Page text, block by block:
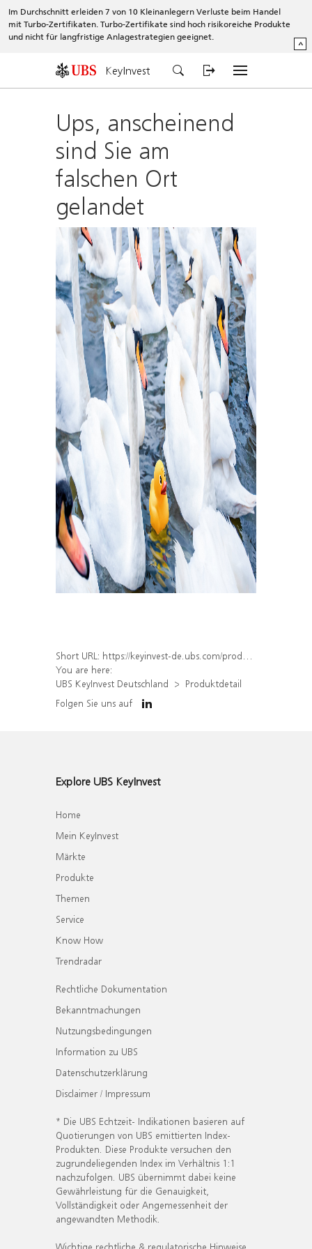
Im Durchschnitt erleiden 7 von 10 Kleinanlegern Verluste beim Handel
mit Turbo-Zertifikaten. Turbo-Zertifikate sind hoch risikoreiche Produkte
und nicht für langfristige Anlagestrategien geeignet.
^
KeyInvest
Ups, anscheinend
sind Sie am
falschen Ort
gelandet
Short URL: https://keyinvest-de.ubs.com/produkt/detail/index/isin/DE000WA7C8H7
You are here:
UBS KeyInvest Deutschland
Produktdetail
Folgen Sie uns auf
Explore UBS KeyInvest
Home
Mein KeyInvest
Märkte
Produkte
Themen
Service
Know How
Trendradar
Rechtliche Dokumentation
Bekanntmachungen
Nutzungsbedingungen
Information zu UBS
Datenschutzerklärung
Disclaimer / Impressum
* Die UBS Echtzeit- Indikationen basieren auf
Quotierungen von UBS emittierten Index-
Produkten. Diese Produkte versuchen den
zugrundeliegenden Index im Verhältnis 1:1
nachzufolgen. UBS übernimmt dabei keine
Gewährleistung für die Genauigkeit,
Vollständigkeit oder Angemessenheit der
angewandten Methodik.